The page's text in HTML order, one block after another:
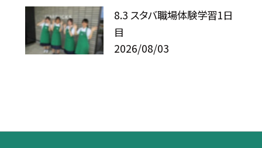
8.3 スタバ職場体験学習1日
目
2026/08/03